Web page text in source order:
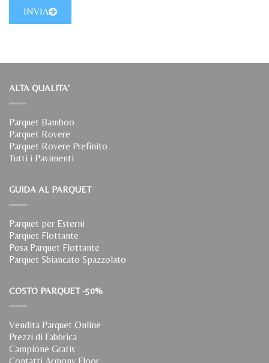
INVIA
ALTA QUALITA’
Parquet Bamboo
Parquet Rovere
Parquet Rovere Prefinito
Tutti i Pavimenti
GUIDA AL PARQUET
Parquet per Esterni
Parquet Flottante
Posa Parquet Flottante
Parquet Sbiancato Spazzolato
COSTO PARQUET -50%
Vendita Parquet Online
Prezzi di Fabbrica
Campione Gratis